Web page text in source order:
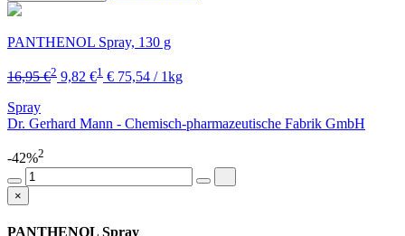
PANTHENOL Spray, 130 g
16,95 €2 9,82 €1 € 75,54 / 1kg
Spray
Dr. Gerhard Mann - Chemisch-pharmazeutische Fabrik GmbH
-42%2
×
PANTHENOL Spray